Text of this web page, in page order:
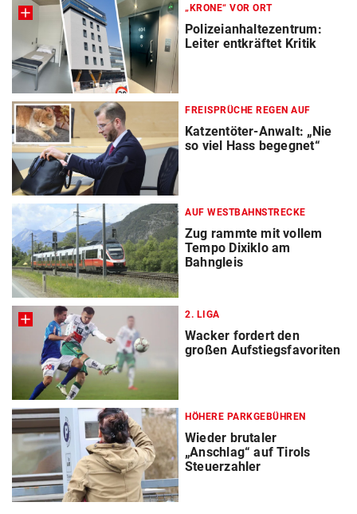
„KRONE“ VOR ORT
Polizeianhaltezentrum:
Leiter entkräftet Kritik
FREISPRÜCHE REGEN AUF
Katzentöter-Anwalt: „Nie
so viel Hass begegnet“
AUF WESTBAHNSTRECKE
Zug rammte mit vollem
Tempo Dixiklo am
Bahngleis
2. LIGA
Wacker fordert den
großen Aufstiegsfavoriten
HÖHERE PARKGEBÜHREN
Wieder brutaler
„Anschlag“ auf Tirols
Steuerzahler